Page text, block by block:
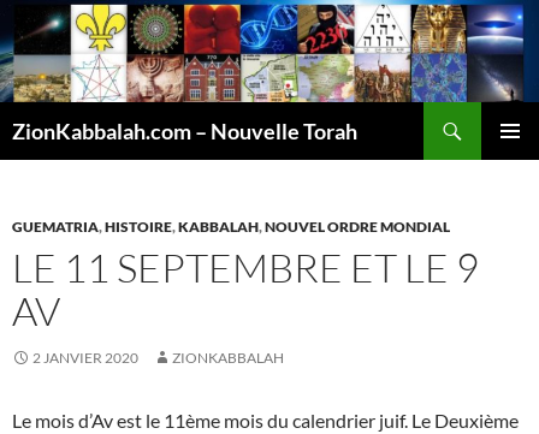
ZionKabbalah.com – Nouvelle Torah
GUEMATRIA,HISTOIRE,KABBALAH,NOUVEL ORDRE MONDIAL
LE 11 SEPTEMBRE ET LE 9
AV
2 JANVIER 2020 ZIONKABBALAH
Le mois d’Av est le 11ème mois du calendrier juif. Le Deuxième